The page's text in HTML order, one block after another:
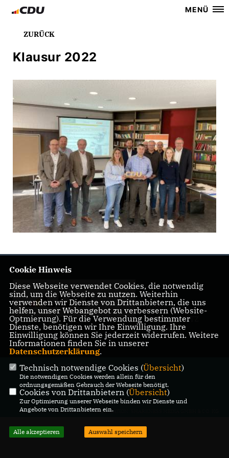
MENÜ
ZURÜCK
Klausur 2022
IMPRESSUM
DATENSCHUTZ
KONTAKT
@2026 CDU Stadtverband Linz,
Vorsitzender Dennis Swirsky
Alle Rechte vorbehalten.
REALISATION: SHARKNESS MEDIA GMBH & CO. KG
Cookie Hinweis
Diese Webseite verwendet Cookies, die notwendig
sind, um die Webseite zu nutzen. Weiterhin
verwenden wir Dienste von Drittanbietern, die uns
helfen, unser Webangebot zu verbessern (Website-
Optmierung). Für die Verwendung bestimmter
Dienste, benötigen wir Ihre Einwilligung. Ihre
Einwilligung können Sie jederzeit widerrufen. Weitere
Informationen finden Sie in unserer
Datenschutzerklärung.
Technisch notwendige Cookies (Übersicht)
Die notwendigen Cookies werden allein für den
ordnungsgemäßen Gebrauch der Webseite benötigt.
Cookies von Drittanbietern (Übersicht)
Zur Optimierung unserer Webseite binden wir Dienste und
Angebote von Drittanbietern ein.
Alle akzeptieren Auswahl speichern